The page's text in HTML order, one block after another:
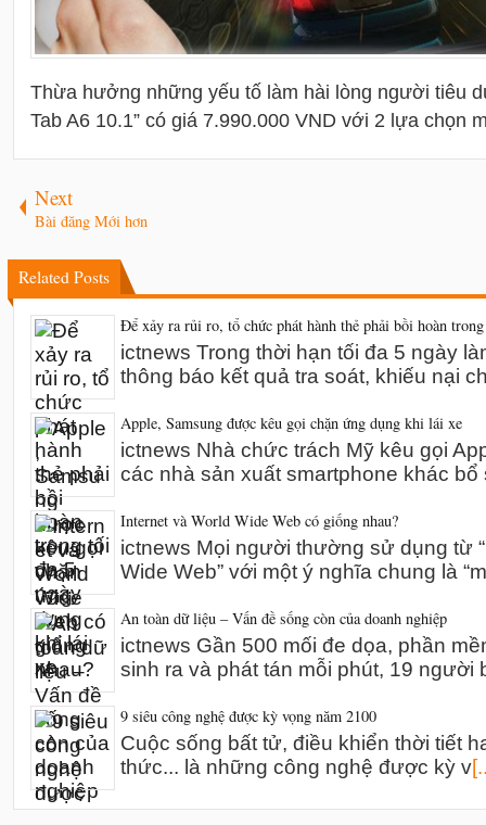
Thừa hưởng những yếu tố làm hài lòng người tiêu
Tab A6 10.1” có giá 7.990.000 VND với 2 lựa chọn
Next
Bài đăng Mới hơn
Related Posts
Để xảy ra rủi ro, tổ chức phát hành thẻ phải bồi hoàn
ictnews Trong thời hạn tối đa 5 ngày
thông báo kết quả tra soát, khiếu nại
Apple, Samsung được kêu gọi chặn ứng dụng khi lái xe
ictnews Nhà chức trách Mỹ kêu gọi
các nhà sản xuất smartphone khác bổ
Internet và World Wide Web có giống nhau?
ictnews Mọi người thường sử dụng từ
Wide Web” với một ý nghĩa chung là
An toàn dữ liệu – Vấn đề sống còn của doanh nghiệp
ictnews Gần 500 mối đe dọa, phần
sinh ra và phát tán mỗi phút, 19 người
9 siêu công nghệ được kỳ vọng năm 2100
Cuộc sống bất tử, điều khiển thời tiết
thức... là những công nghệ được kỳ v